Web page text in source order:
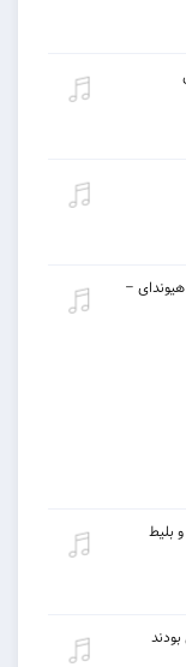
–
بلیط